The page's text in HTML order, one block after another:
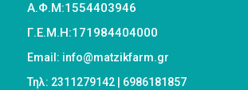
Α.Φ.Μ:1554403946
Γ.Ε.Μ.Η:171984404000
Email: info@matzikfarm.gr
Τηλ: 2311279142 | 6986181857